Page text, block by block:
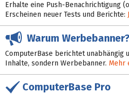
Erhalte eine Push-Benachrichtigung
Erscheinen neuer Tests und Berichte:
Warum Werbebanner?
ComputerBase berichtet unabhängig
Inhalte, sondern Werbebanner. Mehr
ComputerBase Pro